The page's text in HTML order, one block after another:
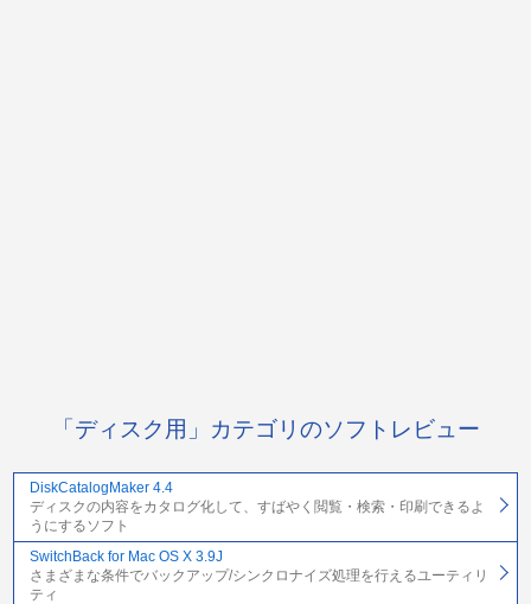
「ディスク用」カテゴリのソフトレビュー
DiskCatalogMaker 4.4
ディスクの内容をカタログ化して、すばやく閲覧・検索・印刷できるよ
うにするソフト
SwitchBack for Mac OS X 3.9J
さまざまな条件でバックアップ/シンクロナイズ処理を行えるユーティリ
ティ